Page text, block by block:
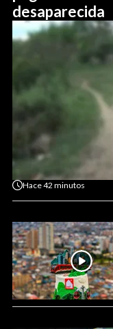
desaparecida
Hace42 minutos